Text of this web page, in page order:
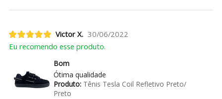
Victor X. 30/06/2022
Eu recomendo esse produto.
Bom
Ótima qualidade
Produto:Tênis Tesla Coil Refletivo Preto/
Preto